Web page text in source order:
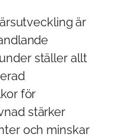
är
ställer allt
för
stärker
och minskar